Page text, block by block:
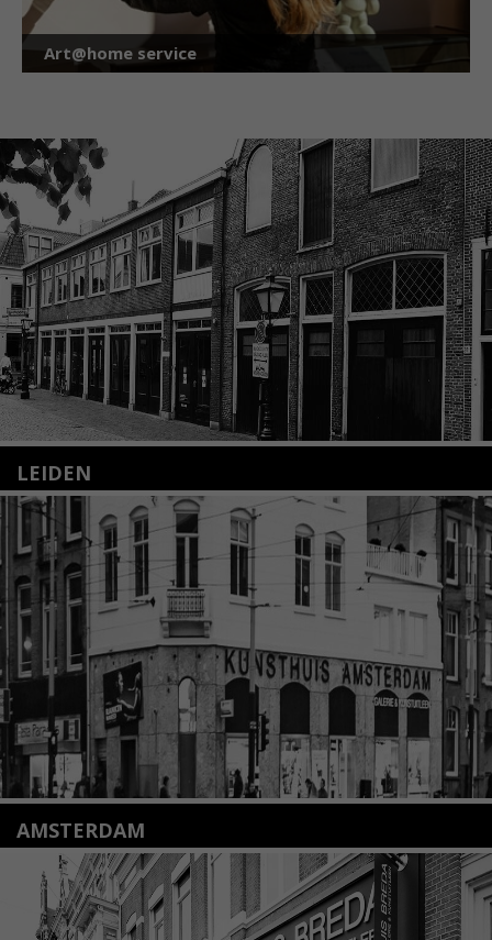
Art@home service
LEIDEN
Nieuwstraat 35
2312 KA Leiden
+31(0)71 – 52 84 480
info@kunsthuisleiden.nl
Lees meer
AMSTERDAM
Amstelveenseweg 135
1075 VX Amsterdam
+31 (0)20 2332546
info@kunsthuisamsterdam.nl